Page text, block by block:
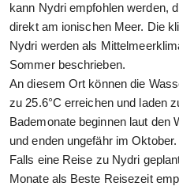
kann Nydri empfohlen werden,
direkt am ionischen Meer. Die
Nydri werden als
Sommer beschrieben.
An diesem Ort können die
zu 25.6°C erreichen und laden
Bademonate beginnen laut den
und enden ungefähr im Oktober.
Falls eine Reise zu Nydri
Monate als Beste Reisezeit